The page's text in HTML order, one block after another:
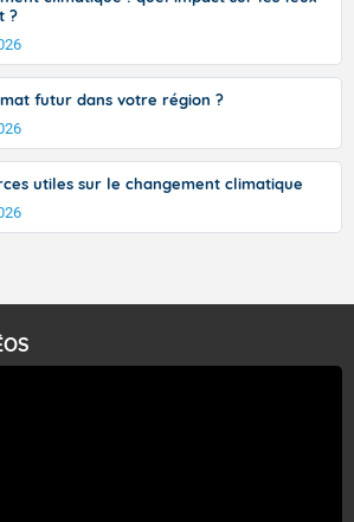
?
futur dans votre région ?
utiles sur le changement climatique